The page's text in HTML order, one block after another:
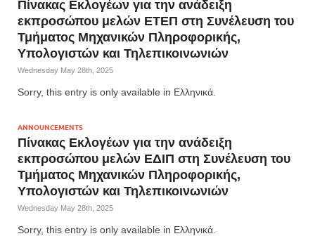
Πίνακας Εκλογέων για την ανάδειξη
εκπροσώπου μελών ΕΤΕΠ στη Συνέλευση του
Τμήματος Μηχανικών Πληροφορικής,
Υπολογιστών και Τηλεπικοινωνιών
Wednesday May 28th, 2025
Sorry, this entry is only available in Ελληνικά.
ANNOUNCEMENTS
Πίνακας Εκλογέων για την ανάδειξη
εκπροσώπου μελών ΕΔΙΠ στη Συνέλευση του
Τμήματος Μηχανικών Πληροφορικής,
Υπολογιστών και Τηλεπικοινωνιών
Wednesday May 28th, 2025
Sorry, this entry is only available in Ελληνικά.